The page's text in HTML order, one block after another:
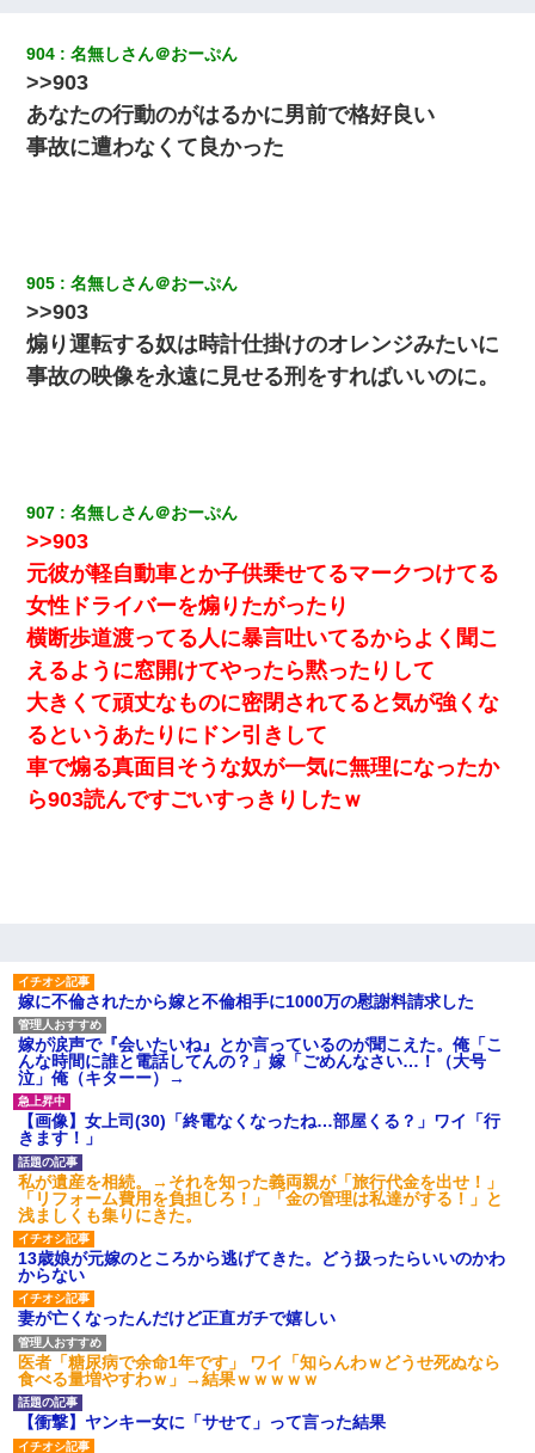
ナンパにほいほい付いていった私、地獄に落ちる
妻「ずっと好きだった人と一緒になりたいから、わかれてくださ
い」→離婚後、娘と実家で生活してると…
新卒の女性社員に1年半ストーカーされていた。俺「マジで怖い」
上司「話をしてみる」→女性社員「実は10数年前に…」
私「まとめ買いして冷凍ストックしてる」Ａ「ずるい！クレク
レ！」私「なんでよ」Ａ「ケーチ！バーカ！」→ 後日、Ａ旦那が
にしてなかったが、あまりにも子供が俺嫁に懐くので最後らへん
顔引きつってた → そして弟嫁が迎えに来た翌日…
我が家のガレージに見知らぬ車。俺「もしもし、玄関にもシャッ
ターリモコンあるだろ？DOWNのボタン押してｗ」→ 待つこと１
時間弱・・・
妹が嘘つきな元カレと寄りを戻してしまったという話をしていた
ら、旦那の顔が曇って雰囲気が一転。そそくさと話を切り上げて
いつもより早く寝付いてしまった…｜生活｜ワロタあんてな
『わかんない！』って怒鳴り付けてくるし、困っってる」旦那
「話してみるよ」→ 後日・・・
嫁が弁護士を連れてきて「悪いと思うなら慰謝料を払って離婚し
ろ」→ 俺「完全に恐喝になってますね」「お前、これが詐欺だっ
て知ってる？」
【修羅場】彼女親「カスな家柄のヤツなんかと家族になるのはご
めんだ」俺「じゃあ別れます…」→ 彼女「なんで言い返してくれ
なかったの？（泣」
旦那の元嫁「離婚したとはいえ、私が本来の妻。許可なく結婚す
るなんてどういう神経してるの？離婚届を記入して持って来い」
→笑いが止まらなくなり・・・
アパートのドアに『ハンザイ者！この人はさいあくの人です』と
張り紙が！大家「面倒はごめんだよ」私「はあ」→警察に行き、
見回りで犯人が捕まったが、それが…｜生活｜ヌルポあんてな
【驚愕】5000円でＪＫと行為してきたが後悔しかない…
904 名無しさん＠おーぷん
>>903
あなたの行動のがはるかに男前で格好良い
事故に遭わなくて良かった
905 名無しさん＠おーぷん
>>903
煽り運転する奴は時計仕掛けのオレンジみたいに
事故の映像を永遠に見せる刑をすればいいのに。
907 名無しさん＠おーぷん
>>903
元彼が軽自動車とか子供乗せてるマークつけてる
女性ドライバーを煽りたがったり
横断歩道渡ってる人に暴言吐いてるからよく聞こ
えるように窓開けてやったら黙ったりして
大きくて頑丈なものに密閉されてると気が強くな
るというあたりにドン引きして
車で煽る真面目そうな奴が一気に無理になったか
ら903読んですごいすっきりしたｗ
嫁に不倫されたから嫁と不倫相手に1000万の慰謝料請求した
嫁が涙声で『会いたいね』とか言っているのが聞こえた。俺「こ
んな時間に誰と電話してんの？」嫁「ごめんなさい…！（大号
泣」俺（キターー）→
【画像】女上司(30)「終電なくなったね…部屋くる？」ワイ「行
きます！」
私が遺産を相続。→それを知った義両親が「旅行代金を出せ！」
「リフォーム費用を負担しろ！」「金の管理は私達がする！」と
浅ましくも集りにきた。
13歳娘が元嫁のところから逃げてきた。どう扱ったらいいのかわ
からない
妻が亡くなったんだけど正直ガチで嬉しい
医者「糖尿病で余命1年です」 ワイ「知らんわｗどうせ死ぬなら
食べる量増やすわｗ」→結果ｗｗｗｗｗ
【衝撃】ヤンキー女に「サせて」って言った結果